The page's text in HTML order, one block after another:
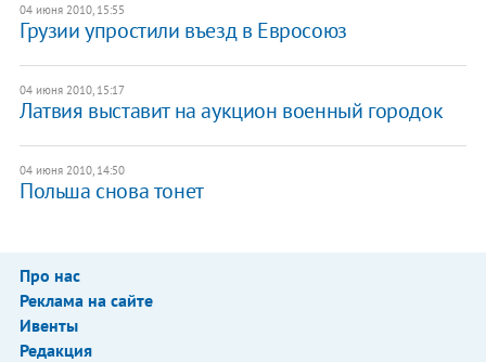
04 июня 2010, 15:55
Грузии упростили въезд в Евросоюз
04 июня 2010, 15:17
Латвия выставит на аукцион военный городок
04 июня 2010, 14:50
Польша снова тонет
Про нас
Реклама на сайте
Ивенты
Редакция